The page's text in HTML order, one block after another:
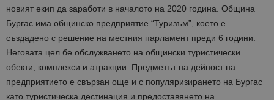
новият екип да заработи в началото на 2020 година. Община
Бургас има общинско предприятие “Туризъм”, което е
създадено с решение на местния парламент преди 6 години.
Неговата цел бе обслужването на общински туристически
обекти, комплекси и атракции. Предметът на дейност на
предприятието е свързан още и с популяризирането на Бургас
като туристическа дестинация и предоставянето на